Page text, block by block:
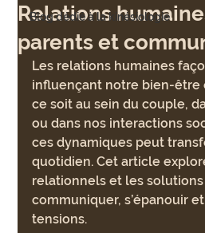
Blog dédié à la kinésiologie
Relations
parents et
Les relations humaines
influençant notre bien-être
ce soit au sein du couple,
ou dans nos interactions
ces dynamiques peut
quotidien. Cet article
relationnels et les
communiquer, s’épanouir
tensions.